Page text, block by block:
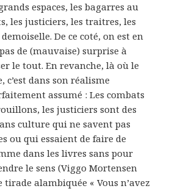
espaces, les bagarres au
les justiciers, les traitres, les
De ce coté, on est en
de (mauvaise) surprise à
le tout. En revanche, là où le
c’est dans son réalisme
assumé : Les combats
les justiciers sont des
culture qui ne savent pas
ou qui essaient de faire de
dans les livres sans pour
le sens (Viggo Mortensen
tirade alambiquée « Vous n’avez